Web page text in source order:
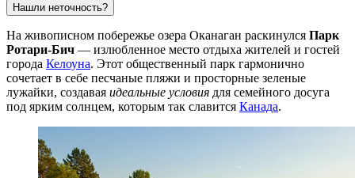
Нашли неточность?
На живописном побережье озера Оканаган раскинулся Парк
Ротари-Бич — излюбленное место отдыха жителей и гостей
города Келоуна. Этот общественный парк гармонично
сочетает в себе песчаные пляжи и просторные зеленые
лужайки, создавая идеальные условия для семейного досуга
под ярким солнцем, которым так славится Канада.